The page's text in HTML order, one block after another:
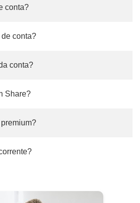
conta?
conta?
conta?
Share?